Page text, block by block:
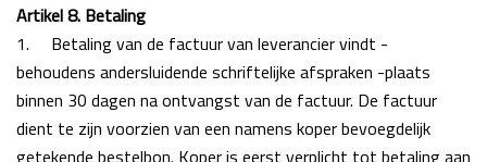
Artikel 8. Betaling
1.
Betaling van de factuur van leverancier vindt -
behoudens andersluidende schriftelijke afspraken -plaats
binnen 30 dagen na ontvangst van de factuur. De factuur
dient te zijn voorzien van een namens koper bevoegdelijk
getekende bestelbon. Koper is eerst verplicht tot betaling aan